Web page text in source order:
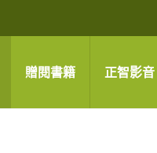
贈閱書籍 正智影音